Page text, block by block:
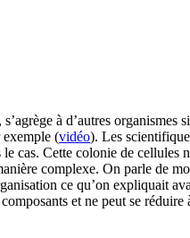
à d’autres organismes
exemple (vidéo). Les
cas. Cette colonie de cellules
complexe. On parle de
ce qu’on expliquait
et ne peut se réduire